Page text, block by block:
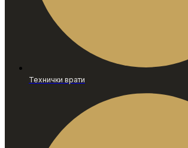
Технички врати